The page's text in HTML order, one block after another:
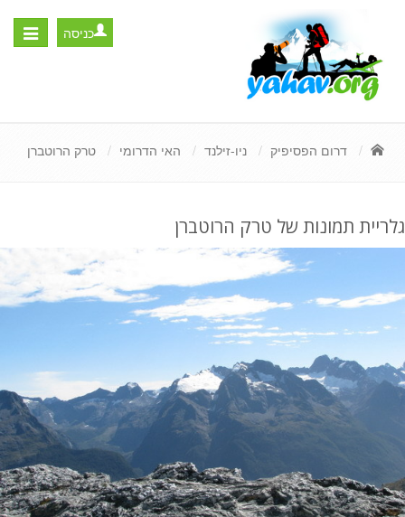
Toggle
כניסה
דרום הפסיפיק ניו-זילנד האי הדרומי טרק הרוטברן
גלריית תמונות של טרק הרוטברן